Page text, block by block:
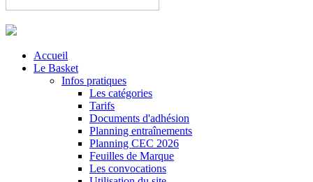
Accueil
Le Basket
Infos pratiques
Les catégories
Tarifs
Documents d'adhésion
Planning entraînements
Planning CEC 2026
Feuilles de Marque
Les convocations